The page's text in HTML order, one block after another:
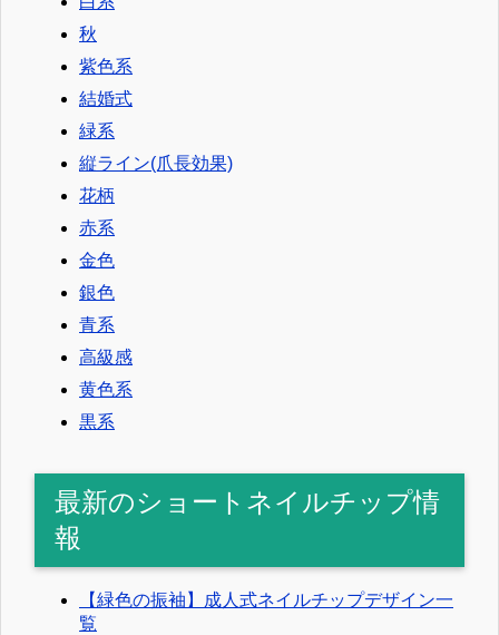
秋
紫色系
結婚式
緑系
縦ライン(爪長効果)
花柄
赤系
金色
銀色
青系
高級感
黄色系
黒系
最新のショートネイルチップ情
報
【緑色の振袖】成人式ネイルチップデザイン一
覧